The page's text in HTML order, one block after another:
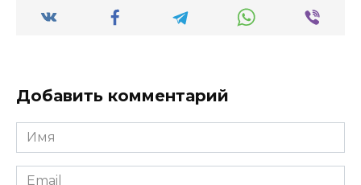
Добавить комментарий
Имя
*
Email